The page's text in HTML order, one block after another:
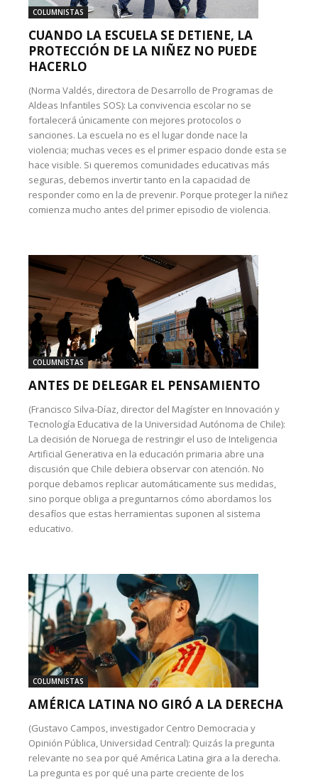
COLUMNISTAS
CUANDO LA ESCUELA SE DETIENE, LA
PROTECCIÓN DE LA NIÑEZ NO PUEDE
HACERLO
(Norma Valdés, directora de Desarrollo de Programas de
Aldeas Infantiles SOS): La convivencia escolar no se
fortalecerá únicamente con mejores protocolos o
sanciones. La escuela no es el lugar donde nace la
violencia; muchas veces es el primer espacio donde esta se
hace visible. Si queremos comunidades educativas más
seguras, debemos invertir tanto en la capacidad de
responder como en la de prevenir. Porque proteger la niñez
comienza mucho antes del primer episodio de violencia.
COLUMNISTAS
ANTES DE DELEGAR EL PENSAMIENTO
(Francisco Silva-Díaz, director del Magíster en Innovación y
Tecnología Educativa de la Universidad Autónoma de Chile):
La decisión de Noruega de restringir el uso de Inteligencia
Artificial Generativa en la educación primaria abre una
discusión que Chile debiera observar con atención. No
porque debamos replicar automáticamente sus medidas,
sino porque obliga a preguntarnos cómo abordamos los
desafíos que estas herramientas suponen al sistema
educativo.
COLUMNISTAS
AMÉRICA LATINA NO GIRÓ A LA DERECHA
(Gustavo Campos, investigador Centro Democracia y
Opinión Pública, Universidad Central): Quizás la pregunta
relevante no sea por qué América Latina gira a la derecha.
La pregunta es por qué una parte creciente de los